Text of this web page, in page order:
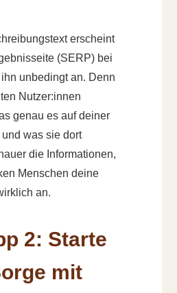
erscheint
(SERP) bei
unbedingt an. Denn
Nutzer:innen
genau es auf deiner
was sie dort
die Informationen,
Menschen deine
an.
2: Starte
mit